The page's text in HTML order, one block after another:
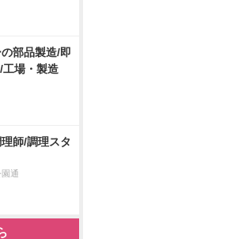
部品製造/即
工場・製造
師/調理スタ
通